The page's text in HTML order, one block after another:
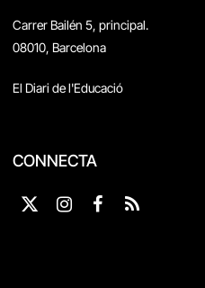
Carrer Bailén 5, principal.
08010, Barcelona
El Diari de l'Educació
CONNECTA
X
Instagram
Facebook
RSS